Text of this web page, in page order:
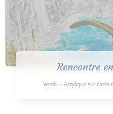
Rencontre
Vendu - Acrylique sur carte